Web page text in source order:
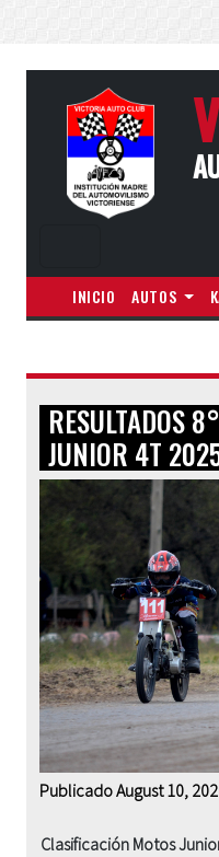
INICIO AUTOS
RESULTADOS
JUNIOR 4T
Publicado August 10,
Clasificación Motos